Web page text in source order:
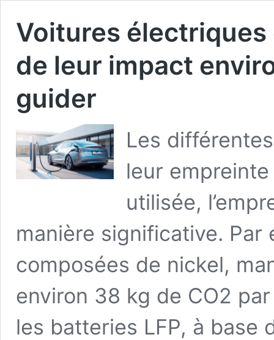
Voitures
de leur impact
guider
Les
leur
utilisée,
manière significative. Par
composées de nickel,
environ 38 kg de CO2
les batteries LFP, à